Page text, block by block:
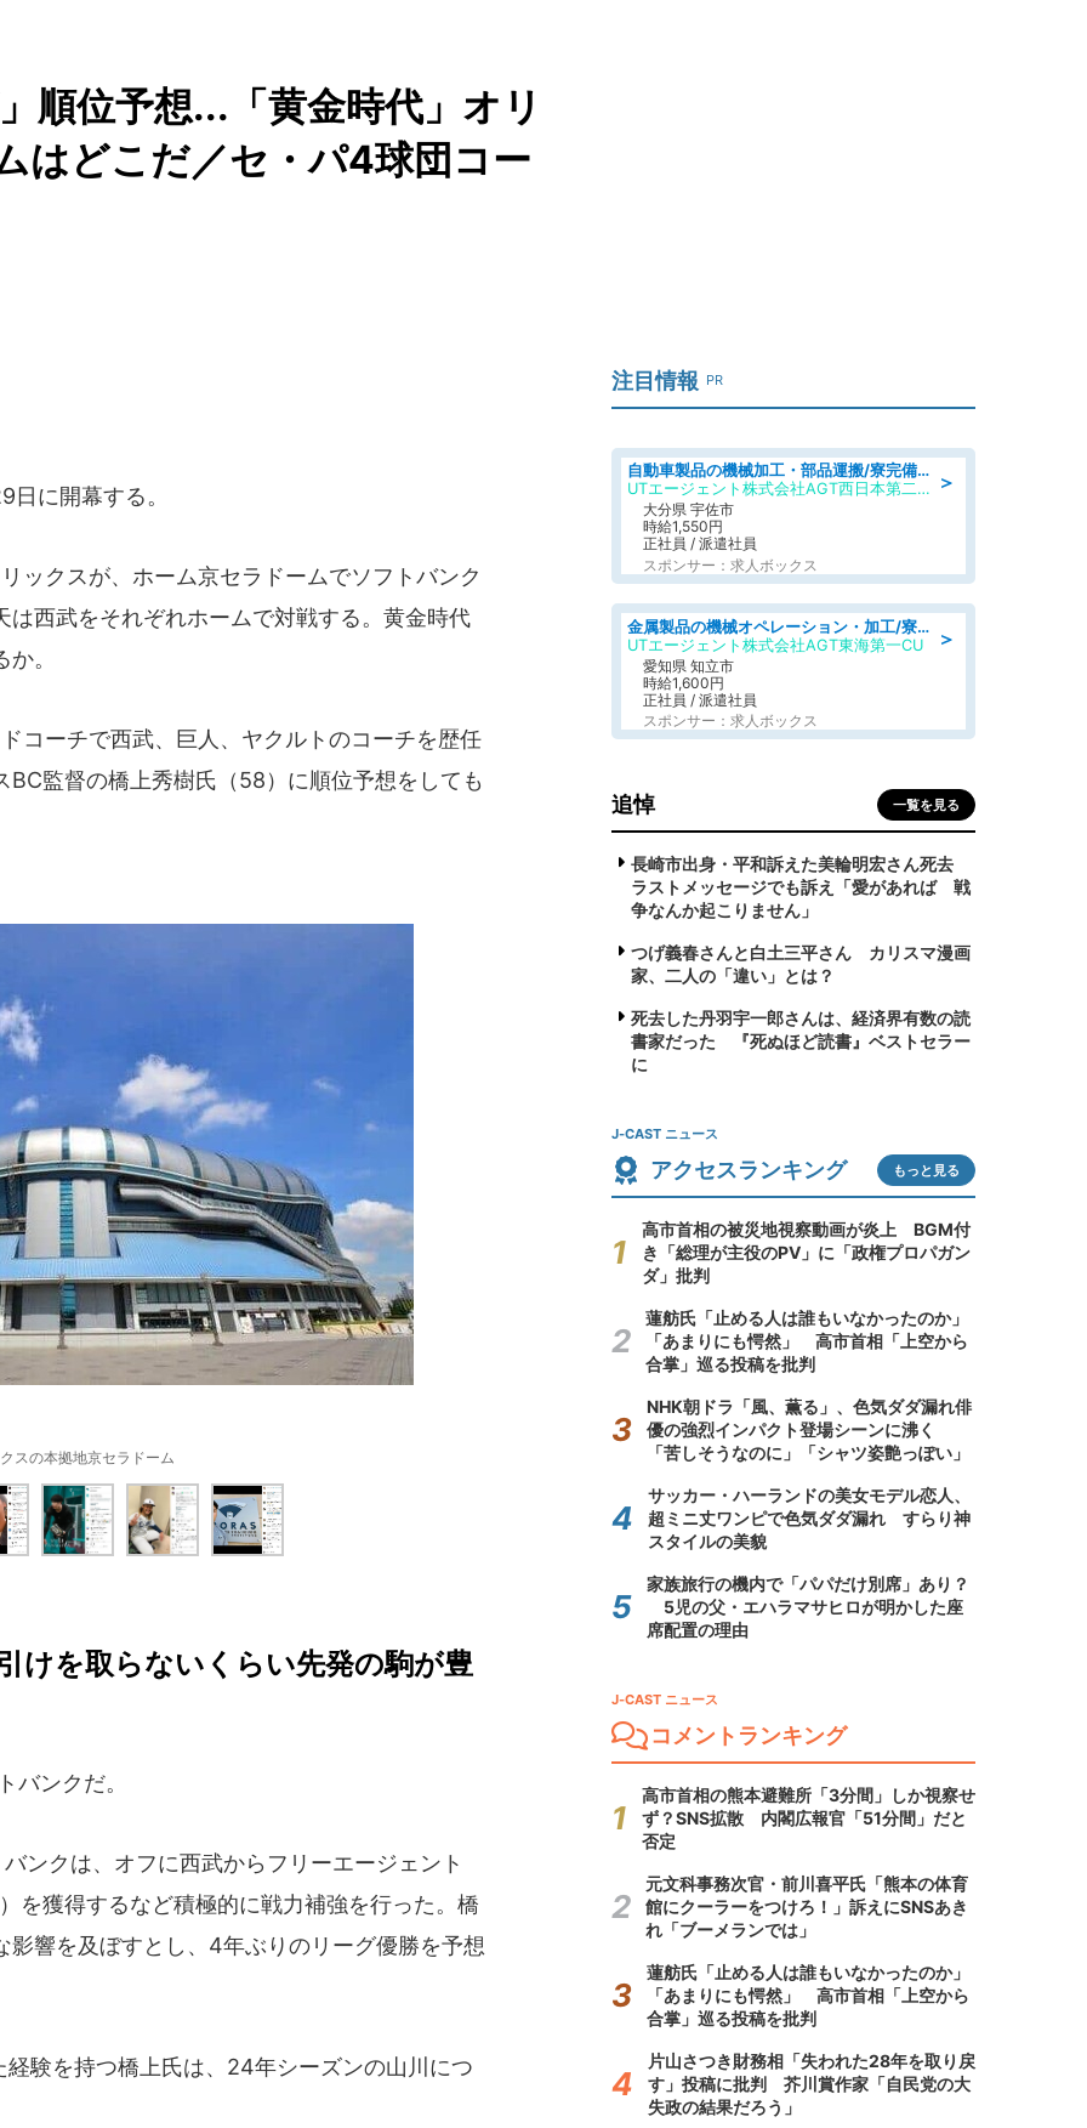
順位予想...「黄金時代」オリ
はどこだ／セ・パ4球団コー
に開幕する。
クスが、ホーム京セラドームでソフトバンク
西武をそれぞれホームで対戦する。黄金時代
。
ーチで西武、巨人、ヤクルトのコーチを歴任
監督の橋上秀樹氏（58）に順位予想をしても
スの本拠地京セラドーム
けを取らないくらい先発の駒が豊
ンクだ。
クは、オフに西武からフリーエージェント
を獲得するなど積極的に戦力補強を行った。橋
響を及ぼすとし、4年ぶりのリーグ優勝を予想
験を持つ橋上氏は、24年シーズンの山川につ
注目情報 PR
＞
自動車製品の機械加工・部品運搬/寮完備/日払い/工場・製造
UTエージェント株式会社AGT西日本第二CU
大分県 宇佐市
時給1,550円
正社員 / 派遣社員
スポンサー：求人ボックス
＞
金属製品の機械オペレーション・加工/寮完備/日払い/工場・製造
UTエージェント株式会社AGT東海第一CU
愛知県 知立市
時給1,600円
正社員 / 派遣社員
スポンサー：求人ボックス
追悼 一覧を見る
長崎市出身・平和訴えた美輪明宏さん死去
ラストメッセージでも訴え「愛があれば 戦
争なんか起こりません」
つげ義春さんと白土三平さん カリスマ漫画
家、二人の「違い」とは？
死去した丹羽宇一郎さんは、経済界有数の読
書家だった 『死ぬほど読書』ベストセラー
に
J-CAST ニュース
アクセスランキング もっと見る
高市首相の被災地視察動画が炎上 BGM付
き「総理が主役のPV」に「政権プロパガン
ダ」批判
蓮舫氏「止める人は誰もいなかったのか」
「あまりにも愕然」 高市首相「上空から
合掌」巡る投稿を批判
NHK朝ドラ「風、薫る」、色気ダダ漏れ俳
優の強烈インパクト登場シーンに沸く
「苦しそうなのに」「シャツ姿艶っぽい」
サッカー・ハーランドの美女モデル恋人、
超ミニ丈ワンピで色気ダダ漏れ すらり神
スタイルの美貌
家族旅行の機内で「パパだけ別席」あり？
5児の父・エハラマサヒロが明かした座
席配置の理由
J-CAST ニュース
コメントランキング
高市首相の熊本避難所「3分間」しか視察せ
ず？SNS拡散 内閣広報官「51分間」だと
否定
元文科事務次官・前川喜平氏「熊本の体育
館にクーラーをつけろ！」訴えにSNSあき
れ「ブーメランでは」
蓮舫氏「止める人は誰もいなかったのか」
「あまりにも愕然」 高市首相「上空から
合掌」巡る投稿を批判
片山さつき財務相「失われた28年を取り戻
す」投稿に批判 芥川賞作家「自民党の大
失政の結果だろう」